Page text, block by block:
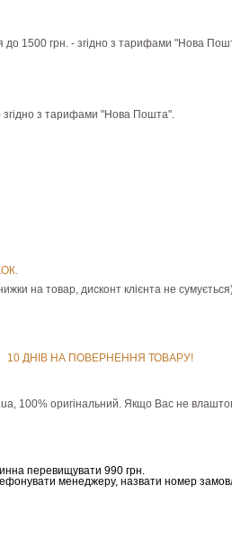
до 1500 грн. - згідно з тарифами "Нова
згідно з тарифами "Нова Пошта".
на товар, дисконт клієнта не
10 ДНІВ НА ПОВЕРНЕННЯ ТОВАРУ!
100% оригінальний. Якщо Вас не
перевищувати 990 грн.
менеджеру, назвати номер